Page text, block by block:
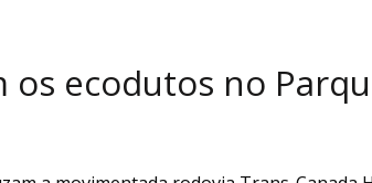
ecodutos no